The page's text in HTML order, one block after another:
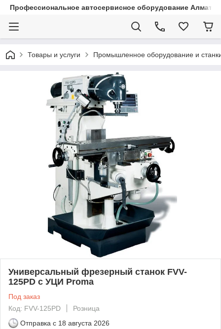
Профессиональное автосервисное оборудование Алматы
Товары и услуги Промышленное оборудование и
Универсальный фрезерный станок FVV-
125PD с УЦИ Proma
Под заказ
Код: FVV-125PD
Розница
Отправка с 18 августа 2026